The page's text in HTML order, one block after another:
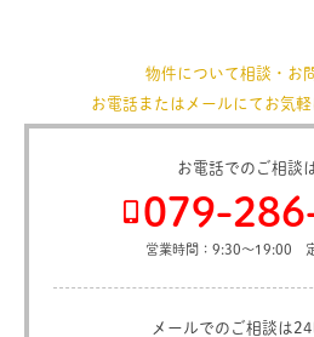
物件について相談・お
お電話またはメールにてお気軽
お電話でのご相談
079-
営業時間：9:30～19:00
メールでのご相談は